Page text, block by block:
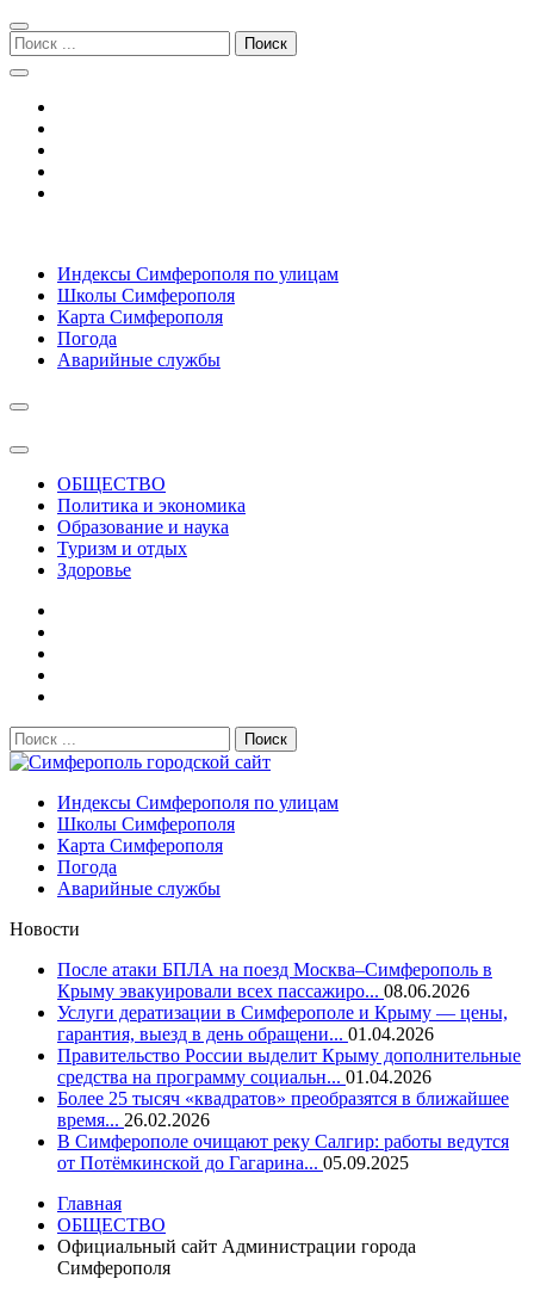
Перейти
к
навигации
Перейти
к
содержимому
Поиск:
Симферополь городской сайт
Индексы Симферополя по улицам
Школы Симферополя
Карта Симферополя
Погода
Аварийные службы
ОБЩЕСТВО
Политика и экономика
Образование и наука
Туризм и отдых
Здоровье
Поиск:
Симферополь городской сайт
Индексы Симферополя по улицам
Школы Симферополя
Карта Симферополя
Погода
Аварийные службы
Новости
После атаки БПЛА на поезд Москва–Симферополь в
Крыму эвакуировали всех пассажиро... 08.06.2026
Услуги дератизации в Симферополе и Крыму — цены,
гарантия, выезд в день обращени... 01.04.2026
Правительство России выделит Крыму дополнительные
средства на программу социальн... 01.04.2026
Более 25 тысяч «квадратов» преобразятся в ближайшее
время... 26.02.2026
В Симферополе очищают реку Салгир: работы ведутся
от Потёмкинской до Гагарина... 05.09.2025
Главная
ОБЩЕСТВО
Официальный сайт Администрации города
Симферополя